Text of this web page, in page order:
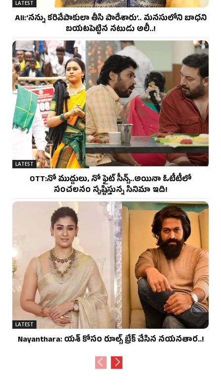
LATEST
Ali:‘నన్ను కరివేపాకులా తీసి పారేశారు’.. మనసులోని బాధని
బయటపెట్టిన నటుడు అలీ..!
LATEST
OTT:నో ముద్దులు, నో ఫైట్ సీన్స్..అయినా ఓటీటీలో
సంచలనం సృష్టిస్తున్న సినిమా ఇది!
LATEST
Nayanthara: యశ్ కోసం రూల్స్ బ్రేక్ చేసిన నయనతార..!